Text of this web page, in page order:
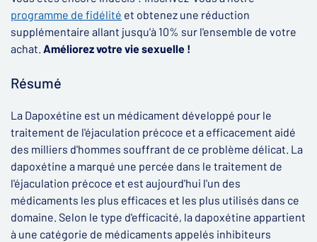
programme de fidélité et obtenez une réduction
supplémentaire allant jusqu'à 10% sur l'ensemble de votre
achat. Améliorez votre vie sexuelle !
Résumé
La Dapoxétine est un médicament développé pour le
traitement de l'éjaculation précoce et a efficacement aidé
des milliers d'hommes souffrant de ce problème délicat. La
dapoxétine a marqué une percée dans le traitement de
l'éjaculation précoce et est aujourd'hui l'un des
médicaments les plus efficaces et les plus utilisés dans ce
domaine. Selon le type d'efficacité, la dapoxétine appartient
à une catégorie de médicaments appelés inhibiteurs